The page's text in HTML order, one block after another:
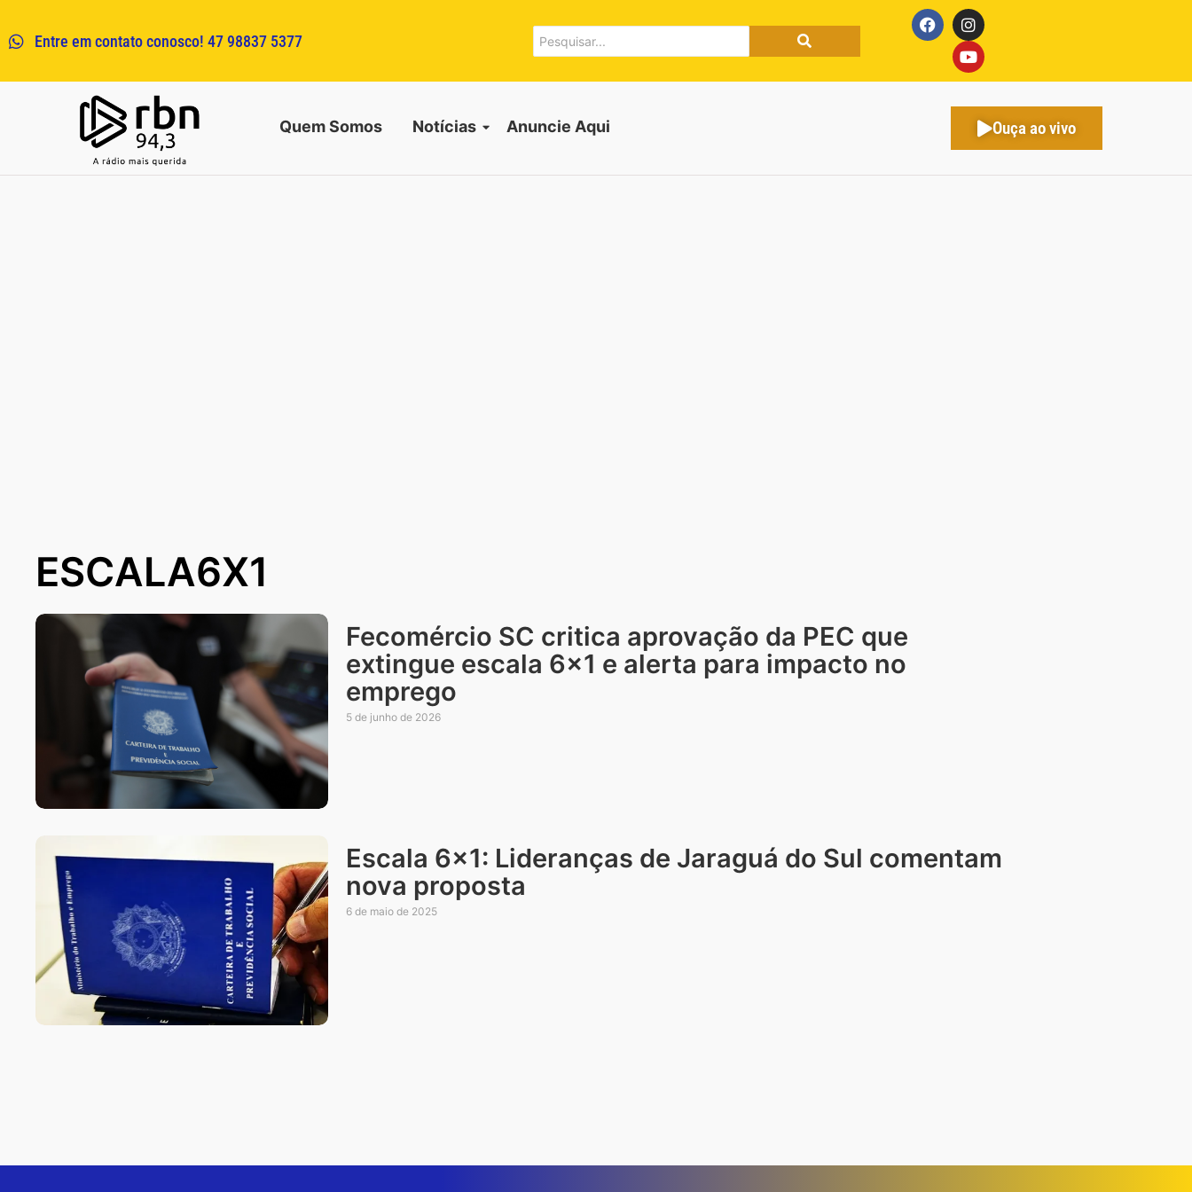
Entre em contato conosco! 47 98837 5377
Quem Somos Notícias Anuncie Aqui Ouça ao vivo
ESCALA6X1
Fecomércio SC critica aprovação da PEC que
extingue escala 6×1 e alerta para impacto no
emprego
5 de junho de 2026
Escala 6×1: Lideranças de Jaraguá do Sul comentam
nova proposta
6 de maio de 2025